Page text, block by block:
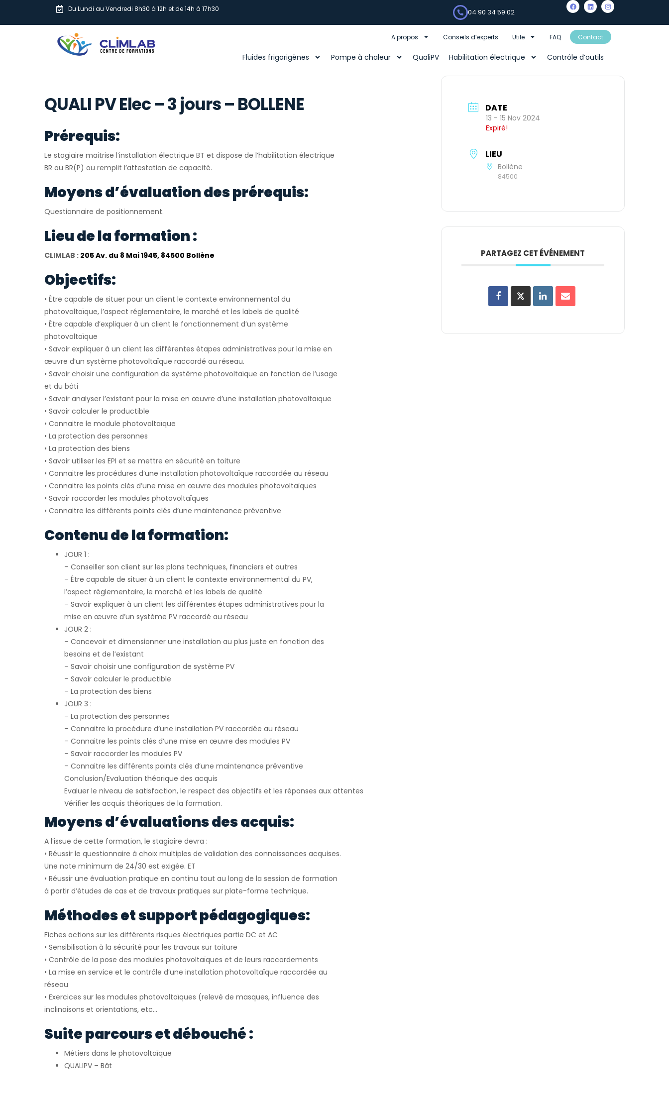
Du Lundi au Vendredi 8h30 à 12h et de 14h à 17h30 04 90 34 59 02
A propos Conseils d’experts Utile FAQ Contact
Fluides frigorigènes Pompe à chaleur QualiPV Habilitation électrique Contrôle d’outils
QUALI PV Elec – 3 jours – BOLLENE
Prérequis:
Le stagiaire maitrise l’installation électrique BT et dispose de l’habilitation électrique
BR ou BR(P) ou remplit l’attestation de capacité.
Moyens d’évaluation des prérequis:
Questionnaire de positionnement.
Lieu de la formation :
CLIMLAB : 205 Av. du 8 Mai 1945, 84500 Bollène
Objectifs:
• Être capable de situer pour un client le contexte environnemental du
photovoltaïque, l’aspect réglementaire, le marché et les labels de qualité
• Être capable d’expliquer à un client le fonctionnement d’un système
photovoltaïque
• Savoir expliquer à un client les différentes étapes administratives pour la mise en
œuvre d’un système photovoltaïque raccordé au réseau.
• Savoir choisir une configuration de système photovoltaïque en fonction de l’usage
et du bâti
• Savoir analyser l’existant pour la mise en œuvre d’une installation photovoltaïque
• Savoir calculer le productible
• Connaitre le module photovoltaïque
• La protection des personnes
• La protection des biens
• Savoir utiliser les EPI et se mettre en sécurité en toiture
• Connaitre les procédures d’une installation photovoltaïque raccordée au réseau
• Connaitre les points clés d’une mise en œuvre des modules photovoltaïques
• Savoir raccorder les modules photovoltaïques
• Connaitre les différents points clés d’une maintenance préventive
Contenu de la formation:
JOUR 1 :
– Conseiller son client sur les plans techniques, financiers et autres
– Être capable de situer à un client le contexte environnemental du PV,
l’aspect réglementaire, le marché et les labels de qualité
– Savoir expliquer à un client les différentes étapes administratives pour la
mise en œuvre d’un système PV raccordé au réseau
JOUR 2 :
– Concevoir et dimensionner une installation au plus juste en fonction des
besoins et de l’existant
– Savoir choisir une configuration de système PV
– Savoir calculer le productible
– La protection des biens
JOUR 3 :
– La protection des personnes
– Connaitre la procédure d’une installation PV raccordée au réseau
– Connaitre les points clés d’une mise en œuvre des modules PV
– Savoir raccorder les modules PV
– Connaitre les différents points clés d’une maintenance préventive
Conclusion/Evaluation théorique des acquis
Evaluer le niveau de satisfaction, le respect des objectifs et les réponses aux attentes
Vérifier les acquis théoriques de la formation.
Moyens d’évaluations des acquis:
A l’issue de cette formation, le stagiaire devra :
• Réussir le questionnaire à choix multiples de validation des connaissances acquises.
Une note minimum de 24/30 est exigée. ET
• Réussir une évaluation pratique en continu tout au long de la session de formation
à partir d’études de cas et de travaux pratiques sur plate-forme technique.
Méthodes et support pédagogiques:
Fiches actions sur les différents risques électriques partie DC et AC
• Sensibilisation à la sécurité pour les travaux sur toiture
• Contrôle de la pose des modules photovoltaïques et de leurs raccordements
• La mise en service et le contrôle d’une installation photovoltaïque raccordée au
réseau
• Exercices sur les modules photovoltaïques (relevé de masques, influence des
inclinaisons et orientations, etc…
Suite parcours et débouché :
Métiers dans le photovoltaïque
QUALIPV – Bât
DATE
13 - 15 Nov 2024
Expiré!
LIEU
Bollène
84500
PARTAGEZ CET ÉVÉNEMENT